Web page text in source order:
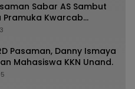
Sabar AS Sambut
Pramuka Kwarcab
Pasaman, Danny Ismaya
Mahasiswa KKN Unand.